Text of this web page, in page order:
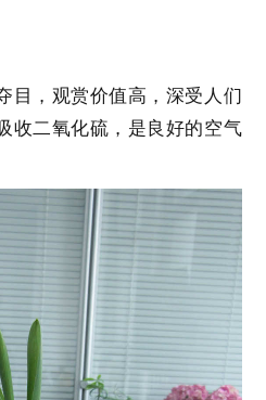
目，观赏价值高，深受人们
收二氧化硫，是良好的空气